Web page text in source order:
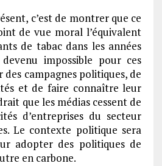
c’est de montrer que ce
de vue moral l’équivalent
de tabac dans les années
impossible pour ces
campagnes politiques, de
et de faire connaître leur
que les médias cessent de
d’entreprises du secteur
Le contexte politique sera
adopter des politiques de
en carbone.